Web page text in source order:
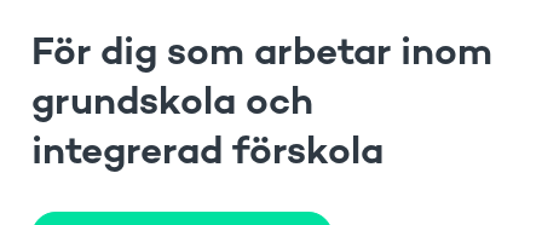
För dig som arbetar inom
grundskola och
integrerad förskola